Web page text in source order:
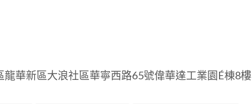
華新區大浪社區華寧西路65號偉華達工業園É棟8樓